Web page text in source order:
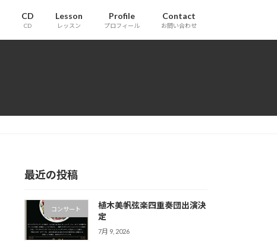
CD
CD
Lesson
レッスン
Profile
プロフィール
Contact
お問い合わせ
最近の投稿
コンサート
植木美帆弦楽四重奏団出演決
定
7月 9, 2026